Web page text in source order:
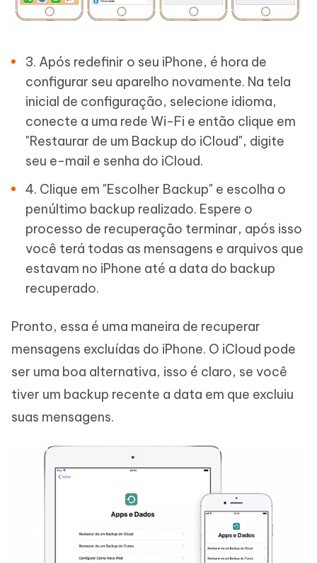
3. Após redefinir o seu iPhone, é hora de
configurar seu aparelho novamente. Na tela
inicial de configuração, selecione idioma,
conecte a uma rede Wi-Fi e então clique em
"Restaurar de um Backup do iCloud", digite
seu e-mail e senha do iCloud.
4. Clique em "Escolher Backup" e escolha o
penúltimo backup realizado. Espere o
processo de recuperação terminar, após isso
você terá todas as mensagens e arquivos que
estavam no iPhone até a data do backup
recuperado.
Pronto, essa é uma maneira de recuperar
mensagens excluídas do iPhone. O iCloud pode
ser uma boa alternativa, isso é claro, se você
tiver um backup recente a data em que excluiu
suas mensagens.